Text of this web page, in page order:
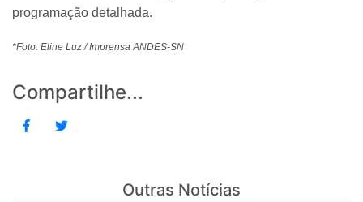
programação detalhada.
*Foto: Eline Luz / Imprensa ANDES-SN
Compartilhe...
Outras Notícias